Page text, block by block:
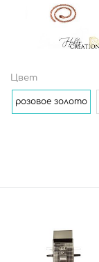
Цвет
розовое золото